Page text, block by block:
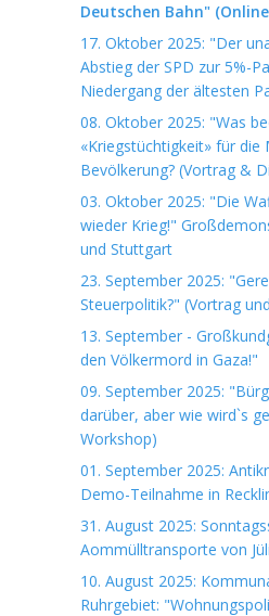
Deutschen Bahn"
17. Oktober 2025: "Der
Abstieg der SPD zur 5%-
Niedergang der ältesten
08. Oktober 2025: "Was
«Kriegstüchtigkeit» für die
Bevölkerung? (Vortrag &
03. Oktober 2025: "Die
wieder Krieg!"
und Stuttgart
23. September 2025:
Steuerpolitik?" (Vortrag
13. September -
den Völkermord in Gaza!"
09. September 2025:
darüber, aber wie wird`s
Workshop)
01. September 2025:
Demo-Teilnahme in
31. August 2025:
Aommülltransporte von
10. August 2025:
Ruhrgebiet: